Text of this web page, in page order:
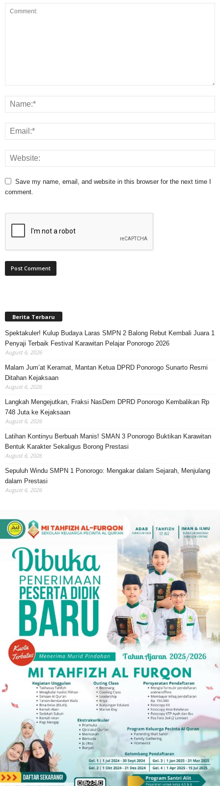
Save my name, email, and website in this browser for the next time I
comment.
Berita Terbaru
Spektakuler! Kulup Budaya Laras SMPN 2 Balong Rebut Kembali Juara 1
Penyaji Terbaik Festival Karawitan Pelajar Ponorogo 2026
August 6, 2026
Malam Jum’at Keramat, Mantan Ketua DPRD Ponorogo Sunarto Resmi
Ditahan Kejaksaan
August 6, 2026
Langkah Mengejutkan, Fraksi NasDem DPRD Ponorogo Kembalikan Rp
748 Juta ke Kejaksaan
August 6, 2026
Latihan Kontinyu Berbuah Manis! SMAN 3 Ponorogo Buktikan Karawitan
Bentuk Karakter Sekaligus Borong Prestasi
August 6, 2026
Sepuluh Windu SMPN 1 Ponorogo: Mengakar dalam Sejarah, Menjulang
dalam Prestasi
August 6, 2026